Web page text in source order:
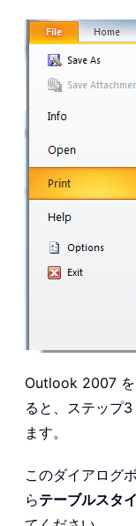
Outlook 2007 を
ると、ステップ
ます。
このダイアログ
らテーブルスタ